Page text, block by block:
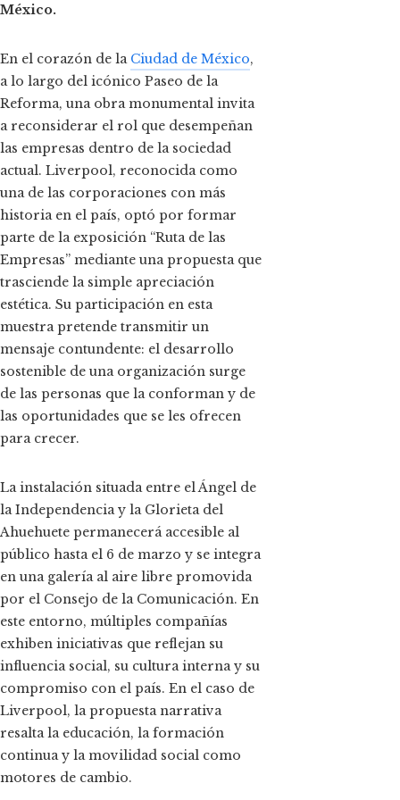
México.
En el corazón de la Ciudad de México,
a lo largo del icónico Paseo de la
Reforma, una obra monumental invita
a reconsiderar el rol que desempeñan
las empresas dentro de la sociedad
actual. Liverpool, reconocida como
una de las corporaciones con más
historia en el país, optó por formar
parte de la exposición “Ruta de las
Empresas” mediante una propuesta que
trasciende la simple apreciación
estética. Su participación en esta
muestra pretende transmitir un
mensaje contundente: el desarrollo
sostenible de una organización surge
de las personas que la conforman y de
las oportunidades que se les ofrecen
para crecer.
La instalación situada entre el Ángel de
la Independencia y la Glorieta del
Ahuehuete permanecerá accesible al
público hasta el 6 de marzo y se integra
en una galería al aire libre promovida
por el Consejo de la Comunicación. En
este entorno, múltiples compañías
exhiben iniciativas que reflejan su
influencia social, su cultura interna y su
compromiso con el país. En el caso de
Liverpool, la propuesta narrativa
resalta la educación, la formación
continua y la movilidad social como
motores de cambio.